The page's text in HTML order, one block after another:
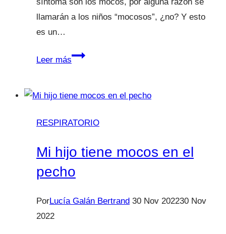
llamarán a los niños “mocosos”, ¿no? Y esto
es un…
Leer másLlegamos
época
temibles
mocos
RESPIRATORIO
Mi hijo tiene mocos en el
pecho
PorLucía Galán Bertrand 30 Nov 202230 Nov
2022